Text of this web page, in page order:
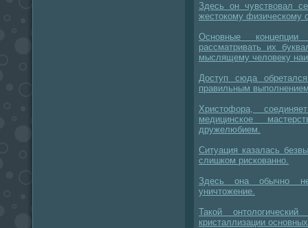
Здесь он чувствовал
жестокому физическому
Основные
рассматривать их
мыслящему человеку
Доступ сюда
правильным
Христофора,
медицинское
дружелюбием.
Ситуация казалась
слишком рискованно.
Здесь она обычно не
уничтожение.
Такой
кристаллизации